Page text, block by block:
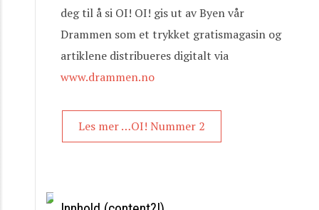
deg til å si OI! OI! gis ut av Byen vår
Drammen som et trykket gratismagasin og
artiklene distribueres digitalt via
www.drammen.no
Les mer …OI! Nummer 2